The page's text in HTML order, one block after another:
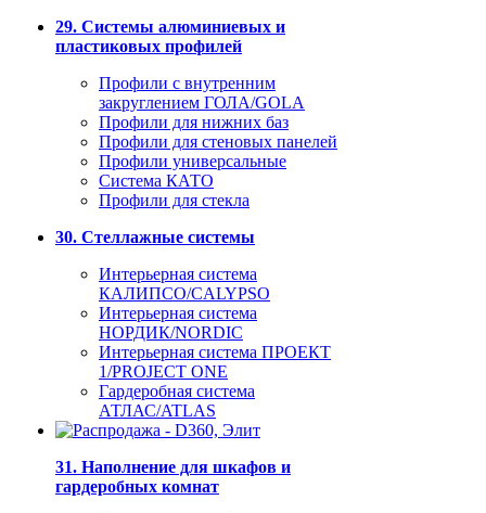
29. Системы алюминиевых и
пластиковых профилей
Профили с внутренним
закруглением ГОЛА/GOLA
Профили для нижних баз
Профили для стеновых панелей
Профили универсальные
Система КАТО
Профили для стекла
30. Стеллажные системы
Интерьерная система
КАЛИПСО/CALYPSO
Интерьерная система
НОРДИК/NORDIC
Интерьерная система ПРОЕКТ
1/PROJECT ONE
Гардеробная система
АТЛАС/ATLAS
31. Наполнение для шкафов и
гардеробных комнат